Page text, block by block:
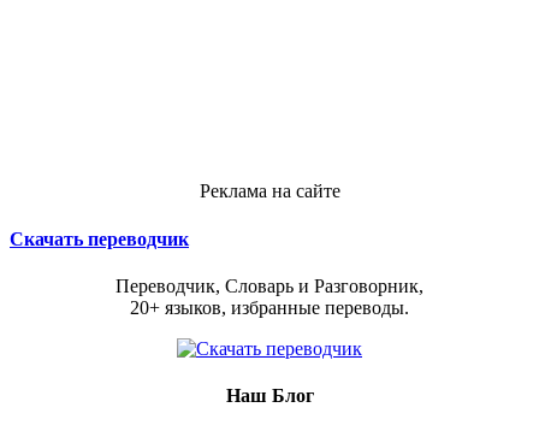
Реклама на сайте
Скачать переводчик
Переводчик, Словарь и Разговорник,
20+ языков, избранные переводы.
Наш Блог